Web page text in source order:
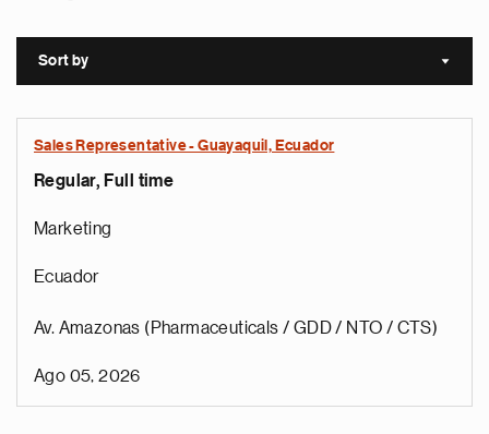
Sort by Sort
Sales Representative - Guayaquil, Ecuador
Regular, Full time
Marketing
Ecuador
Av. Amazonas (Pharmaceuticals / GDD / NTO / CTS)
Ago 05, 2026